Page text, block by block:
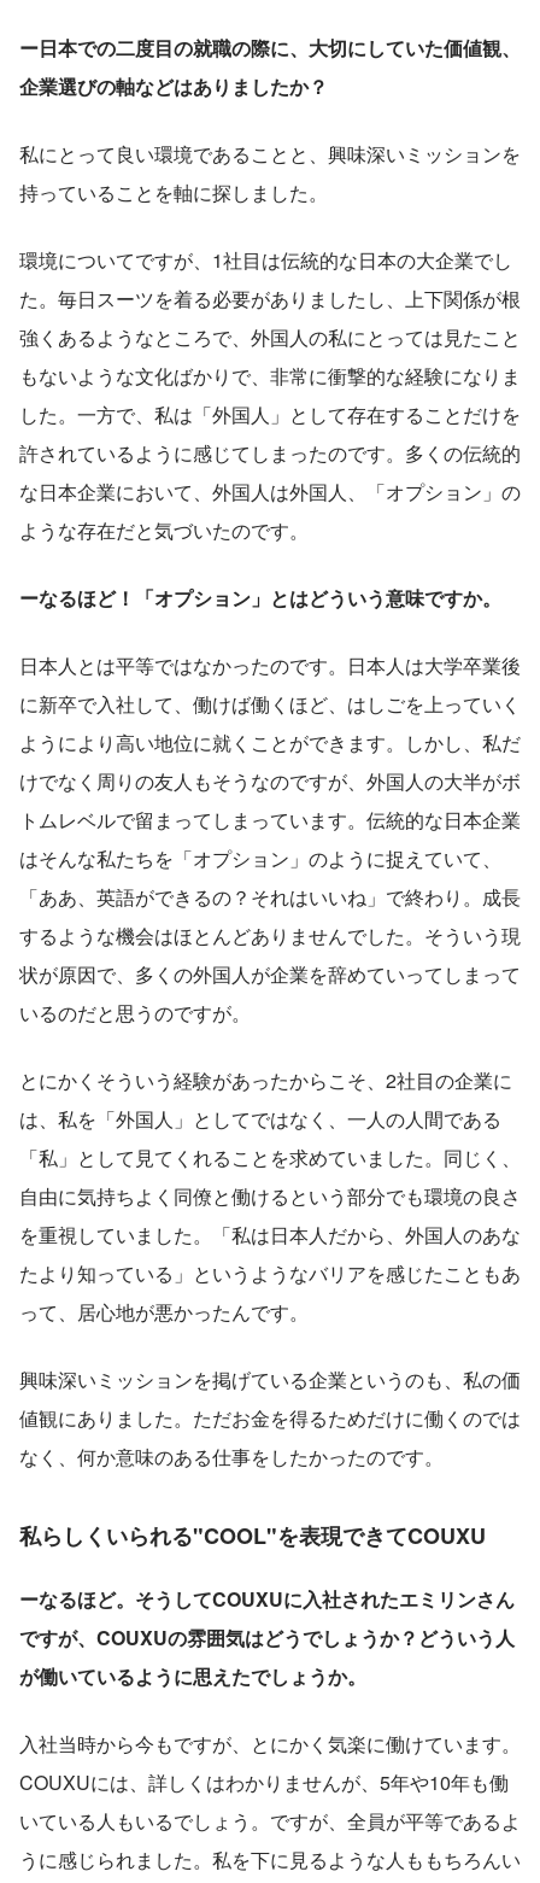
ー日本での二度目の就職の際に、大切にしていた価値観、
企業選びの軸などはありましたか？
私にとって良い環境であることと、興味深いミッションを
持っていることを軸に探しました。
環境についてですが、1社目は伝統的な日本の大企業でし
た。毎日スーツを着る必要がありましたし、上下関係が根
強くあるようなところで、外国人の私にとっては見たこと
もないような文化ばかりで、非常に衝撃的な経験になりま
した。一方で、私は「外国人」として存在することだけを
許されているように感じてしまったのです。多くの伝統的
な日本企業において、外国人は外国人、「オプション」の
ような存在だと気づいたのです。
ーなるほど！「オプション」とはどういう意味ですか。
日本人とは平等ではなかったのです。日本人は大学卒業後
に新卒で入社して、働けば働くほど、はしごを上っていく
ようにより高い地位に就くことができます。しかし、私だ
けでなく周りの友人もそうなのですが、外国人の大半がボ
トムレベルで留まってしまっています。伝統的な日本企業
はそんな私たちを「オプション」のように捉えていて、
「ああ、英語ができるの？それはいいね」で終わり。成長
するような機会はほとんどありませんでした。そういう現
状が原因で、多くの外国人が企業を辞めていってしまって
いるのだと思うのですが。
とにかくそういう経験があったからこそ、2社目の企業に
は、私を「外国人」としてではなく、一人の人間である
「私」として見てくれることを求めていました。同じく、
自由に気持ちよく同僚と働けるという部分でも環境の良さ
を重視していました。「私は日本人だから、外国人のあな
たより知っている」というようなバリアを感じたこともあ
って、居心地が悪かったんです。
興味深いミッションを掲げている企業というのも、私の価
値観にありました。ただお金を得るためだけに働くのでは
なく、何か意味のある仕事をしたかったのです。
私らしくいられる"COOL"を表現できてCOUXU
ーなるほど。そうしてCOUXUに入社されたエミリンさん
ですが、COUXUの雰囲気はどうでしょうか？どういう人
が働いているように思えたでしょうか。
入社当時から今もですが、とにかく気楽に働けています。
COUXUには、詳しくはわかりませんが、5年や10年も働
いている人もいるでしょう。ですが、全員が平等であるよ
うに感じられました。私を下に見るような人ももちろんい